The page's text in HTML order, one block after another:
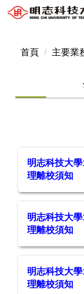
跳
首頁 主要業
明志科技大
理離校須知
明志科技大
理離校須知
明志科技大
理離校須知